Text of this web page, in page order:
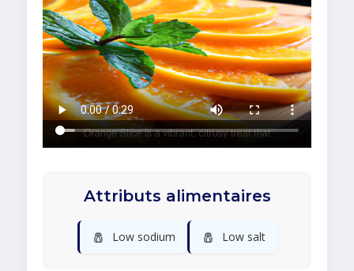
Attributs alimentaires
🧂 Low sodium 🧂 Low salt